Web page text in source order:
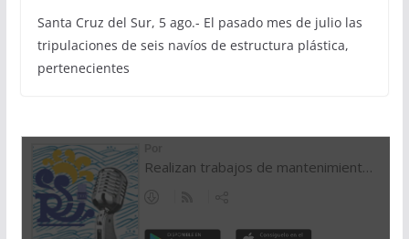
Santa Cruz del Sur, 5 ago.- El pasado mes de julio las
tripulaciones de seis navíos de estructura plástica,
pertenecientes